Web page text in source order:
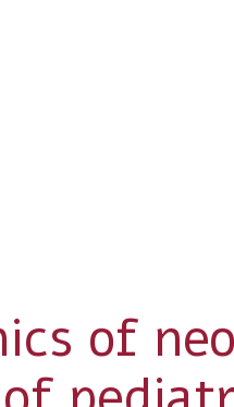
of